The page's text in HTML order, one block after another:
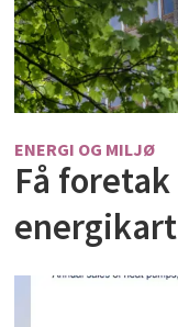
ENERGI OG MILJØ
Få